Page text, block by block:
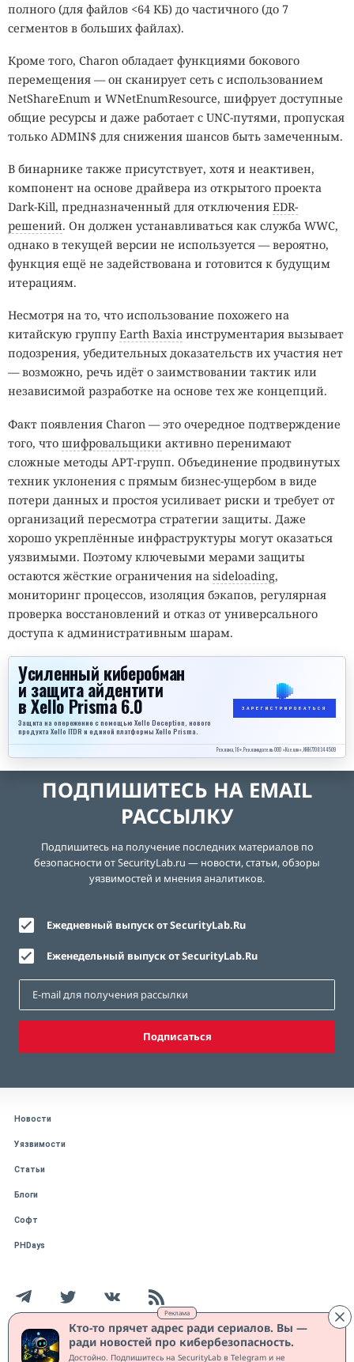
Реклама
Кто-то прячет адрес ради сериалов. Вы —
ради новостей про кибербезопасность.
Достойно. Подпишитесь на SecurityLab в Telegram и не
полного (для файлов <64 КБ) до частичного (до 7
сегментов в больших файлах).
Кроме того, Charon обладает функциями бокового
перемещения — он сканирует сеть с использованием
NetShareEnum и WNetEnumResource, шифрует доступные
общие ресурсы и даже работает с UNC-путями, пропуская
только ADMIN$ для снижения шансов быть замеченным.
В бинарнике также присутствует, хотя и неактивен,
компонент на основе драйвера из открытого проекта
Dark-Kill, предназначенный для отключения EDR-
решений. Он должен устанавливаться как служба WWC,
однако в текущей версии не используется — вероятно,
функция ещё не задействована и готовится к будущим
итерациям.
Несмотря на то, что использование похожего на
китайскую группуEarth Baxia инструментария вызывает
подозрения, убедительных доказательств их участия нет
— возможно, речь идёт о заимствовании тактик или
независимой разработке на основе тех же концепций.
Факт появления Charon — это очередное подтверждение
того, что шифровальщики активно перенимают
сложные методы APT-групп. Объединение продвинутых
техник уклонения с прямым бизнес-ущербом в виде
потери данных и простоя усиливает риски и требует от
организаций пересмотра стратегии защиты. Даже
хорошо укреплённые инфраструктуры могут оказаться
уязвимыми. Поэтому ключевыми мерами защиты
остаются жёсткие ограничения на sideloading,
мониторинг процессов, изоляция бэкапов, регулярная
проверка восстановлений и отказ от универсального
доступа к административным шарам.
Усиленный киберобман
и защита айдентити
в Xello Prisma 6.0
Защита на опережение с помощью Xello Deception, нового
продукта Xello ITDR и единой платформы Xello Prisma.
ЗАРЕГИСТРИРОВАТЬСЯ
Реклама, 18+. Рекламодатель ООО «Кселло», ИНН 7708344509
ПОДПИШИТЕСЬ НА EMAIL
РАССЫЛКУ
Подпишитесь на получение последних материалов по
безопасности от SecurityLab.ru — новости, статьи, обзоры
уязвимостей и мнения аналитиков.
Ежедневный выпуск от SecurityLab.Ru
Еженедельный выпуск от SecurityLab.Ru
Подписаться
Новости
Уязвимости
Статьи
Блоги
Софт
PHDays
Работает на CMS "1С-Битрикс: Управление сайтом"
Защищено CURATOR